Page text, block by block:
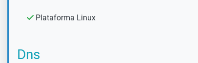
Plataforma Linux
Dns